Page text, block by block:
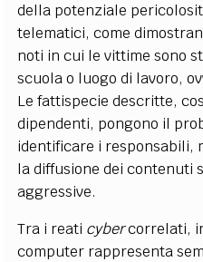
della potenziale
telematici, come
noti in cui le vittime sono
scuola o luogo di lavoro,
Le fattispecie descritte,
dipendenti, pongono il
identificare i responsabili,
la diffusione dei contenuti
aggressive.
Tra i reati cybercorrelati,
computer rappresenta